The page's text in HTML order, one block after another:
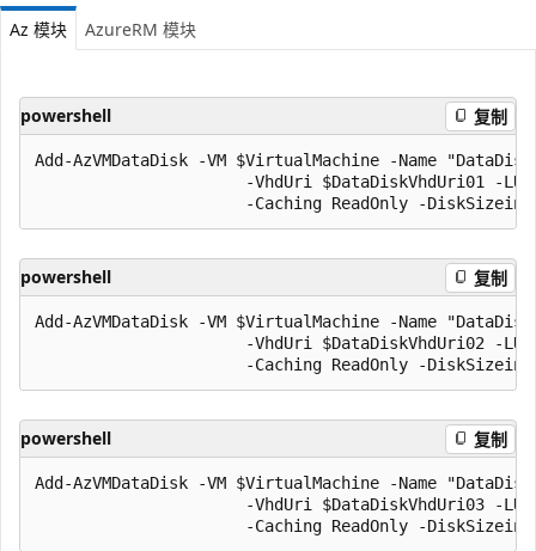
Az 模块 AzureRM 模块
powershell 复制
Add-AzVMDataDisk -VM $VirtualMachine -Name
-VhdUri $DataDiskVhdUri01 -LUN
powershell 复制
Add-AzVMDataDisk -VM $VirtualMachine -Name
-VhdUri $DataDiskVhdUri02 -LUN
powershell 复制
Add-AzVMDataDisk -VM $VirtualMachine -Name
-VhdUri $DataDiskVhdUri03 -LUN